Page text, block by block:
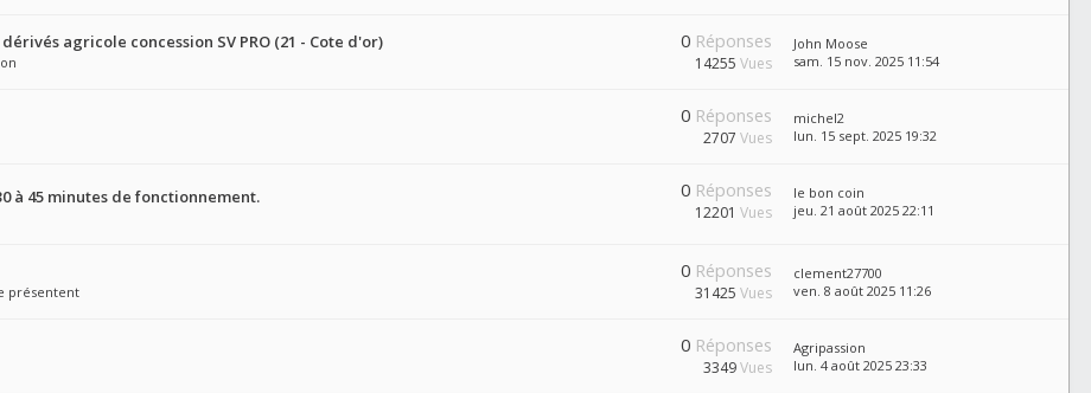
agricole concession SV PRO (21 - Cote d'or) 0 Réponses
14255 Vues
John Moose
sam. 15 nov. 2025 11:54
0 Réponses
2707 Vues
michel2
lun. 15 sept. 2025 19:32
à 45 minutes de fonctionnement. 0 Réponses
12201 Vues
le bon coin
jeu. 21 août 2025 22:11
présentent
0 Réponses
31425 Vues
clement27700
ven. 8 août 2025 11:26
0 Réponses
3349Vues
Agripassion
lun. 4 août 2025 23:33